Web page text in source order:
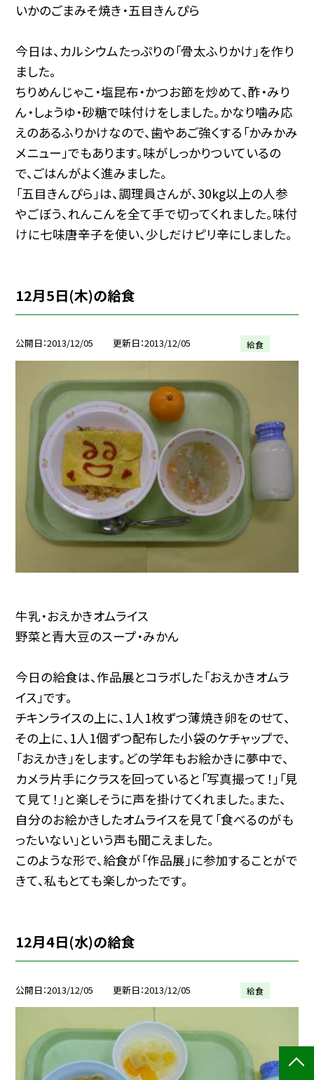
いかのごまみそ焼き・五目きんぴら
今日は、カルシウムたっぷりの「骨太ふりかけ」を作り
ました。
ちりめんじゃこ・塩昆布・かつお節を炒めて、酢・みり
ん・しょうゆ・砂糖で味付けをしました。かなり噛み応
えのあるふりかけなので、歯やあご強くする「かみかみ
メニュー」でもあります。味がしっかりついているの
で、ごはんがよく進みました。
「五目きんぴら」は、調理員さんが、30kg以上の人参
やごぼう、れんこんを全て手で切ってくれました。味付
けに七味唐辛子を使い、少しだけピリ辛にしました。
12月5日(木)の給食
公開日 2013/12/05 更新日 2013/12/05 給食
牛乳・おえかきオムライス
野菜と青大豆のスープ・みかん
今日の給食は、作品展とコラボした「おえかきオムラ
イス」です。
チキンライスの上に、1人1枚ずつ薄焼き卵をのせて、
その上に、1人1個ずつ配布した小袋のケチャップで、
「おえかき」をします。どの学年もお絵かきに夢中で、
カメラ片手にクラスを回っていると「写真撮って！」「見
て見て！」と楽しそうに声を掛けてくれました。また、
自分のお絵かきしたオムライスを見て「食べるのがも
ったいない」という声も聞こえました。
このような形で、給食が「作品展」に参加することがで
きて、私もとても楽しかったです。
12月4日(水)の給食
公開日 2013/12/05 更新日 2013/12/05 給食